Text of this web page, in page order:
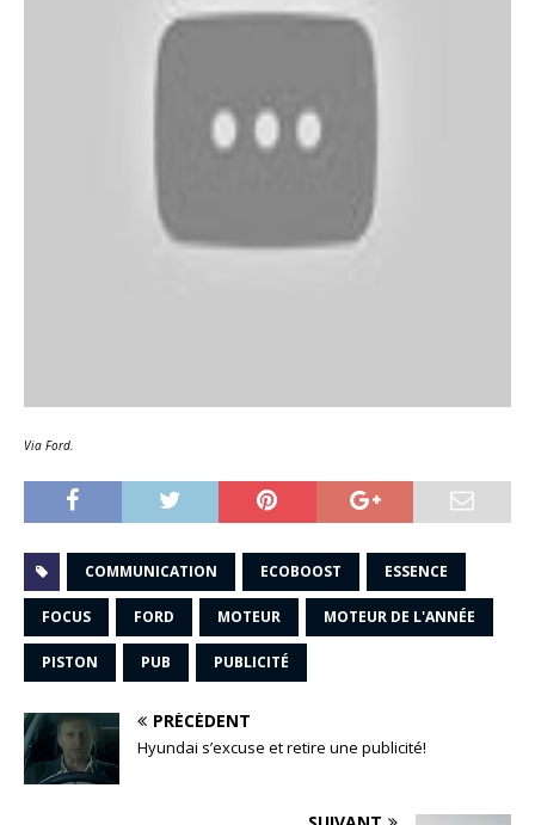
Via Ford.
COMMUNICATION ECOBOOST ESSENCE
FOCUS FORD MOTEUR MOTEUR DE L'ANNÉE
PISTON PUB PUBLICITÉ
PRÉCÉDENT
Hyundai s’excuse et retire une publicité!